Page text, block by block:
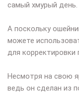
самый хмурый день.
А поскольку
можете
для корректировки
Несмотря на свою
ведь он сделан из